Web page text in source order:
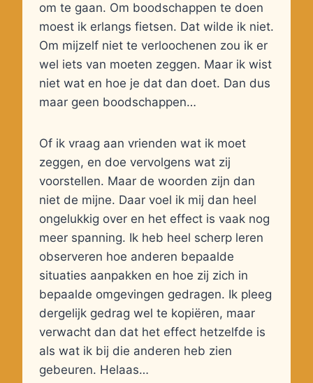
om te gaan. Om boodschappen te doen
moest ik erlangs fietsen. Dat wilde ik niet.
Om mijzelf niet te verloochenen zou ik er
wel iets van moeten zeggen. Maar ik wist
niet wat en hoe je dat dan doet. Dan dus
maar geen boodschappen…
Of ik vraag aan vrienden wat ik moet
zeggen, en doe vervolgens wat zij
voorstellen. Maar de woorden zijn dan
niet de mijne. Daar voel ik mij dan heel
ongelukkig over en het effect is vaak nog
meer spanning. Ik heb heel scherp leren
observeren hoe anderen bepaalde
situaties aanpakken en hoe zij zich in
bepaalde omgevingen gedragen. Ik pleeg
dergelijk gedrag wel te kopiëren, maar
verwacht dan dat het effect hetzelfde is
als wat ik bij die anderen heb zien
gebeuren. Helaas…